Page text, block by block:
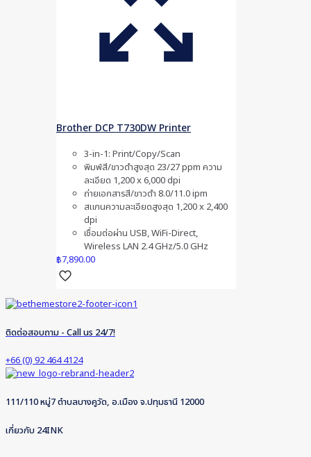
Brother DCP T730DW Printer
3-in-1: Print/Copy/Scan
พิมพ์สี/ขาวดำสูงสุด 23/27 ppm ความ
ละเอียด 1,200 x 6,000 dpi
ถ่ายเอกสารสี/ขาวดำ 8.0/11.0 ipm
สแกนความละเอียดสูงสุด 1,200 x 2,400
dpi
เชื่อมต่อผ่าน USB, WiFi-Direct,
Wireless LAN 2.4 GHz/5.0 GHz
฿7,890.00
ติดต่อสอบถาม - Call us 24/7!
+66 (0) 92 464 4124
111/110 หมู่7 ตำบลบางคูวัด, อ.เมือง จ.ปทุมธานี 12000
เกี่ยวกับ 24INK